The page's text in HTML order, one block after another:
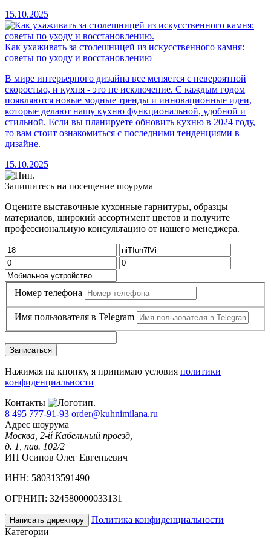
15.10.2025
Как ухаживать за столешницей из искусственного камня:
советы по уходу и восстановлению
В мире интерьерного дизайна все меняется с невероятной
скоростью, и кухня - это не исключение. С каждым годом
появляются новые модные тренды и инновационные идеи,
которые делают нашу кухню функциональной, удобной и
стильной. Если вы планируете обновить кухню в 2024 году,
то вам стоит ознакомиться с последними тенденциями в
дизайне.
15.10.2025
Запишитесь на посещение шоурума
Оцените выставочные кухонные гарнитуры, образцы
материалов, широкий ассортимент цветов и получите
профессиональную консультацию от нашего менеджера.
Номер телефона
Имя пользователя в Telegram
Записаться
Нажимая на кнопку, я принимаю условия политики
конфиденциальности
Контакты
8 495 777-91-93 order@kuhnimilana.ru
Адрес шоурума
Москва, 2-й Кабельный проезд,
д. 1, пав. 102/2
ИП Осипов Олег Евгеньевич
ИНН: 580313591490
ОГРНИП: 324580000033131
Написать директору
Политика конфиденциальности
Категории